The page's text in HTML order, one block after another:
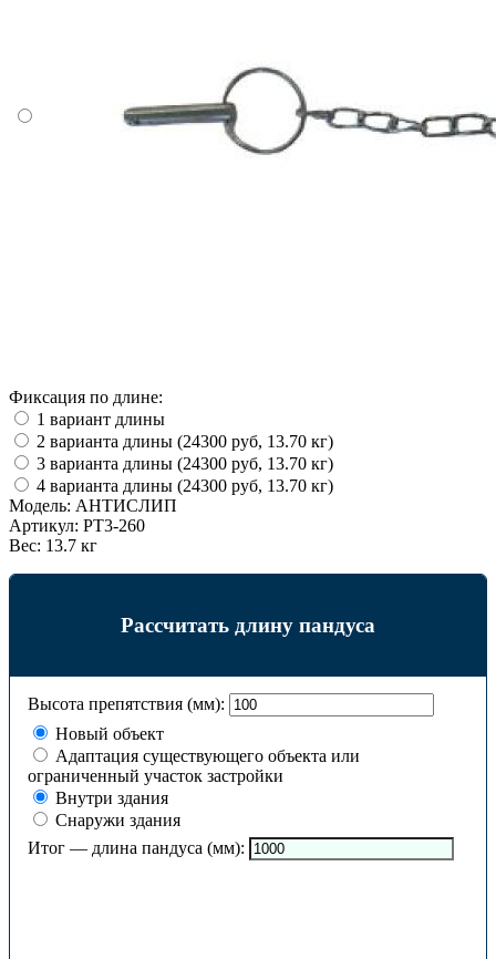
Фиксация по длине:
1 вариант длины
2 варианта длины (24300 руб, 13.70 кг)
3 варианта длины (24300 руб, 13.70 кг)
4 варианта длины (24300 руб, 13.70 кг)
Модель: АНТИСЛИП
Артикул: PT3-260
Вес: 13.7 кг
Рассчитать длину пандуса
Высота препятствия (мм):
Новый объект
Адаптация существующего объекта или
ограниченный участок застройки
Внутри здания
Снаружи здания
Итог — длина пандуса (мм):